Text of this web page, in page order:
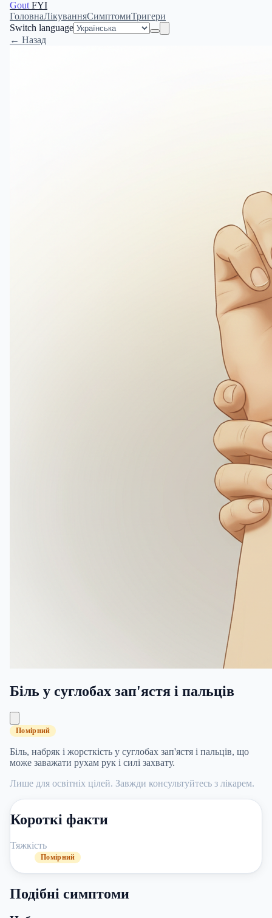
Gout FYI
ГоловнаЛікуванняСимптомиТригери
Switch language
← Назад
Біль у суглобах зап'ястя і пальців
Помірний
Біль, набряк і жорсткість у суглобах зап'ястя і пальців, що
може заважати рухам рук і силі захвату.
Лише для освітніх цілей. Завжди консультуйтесь з лікарем.
Короткі факти
Тяжкість
Помірний
Подібні симптоми